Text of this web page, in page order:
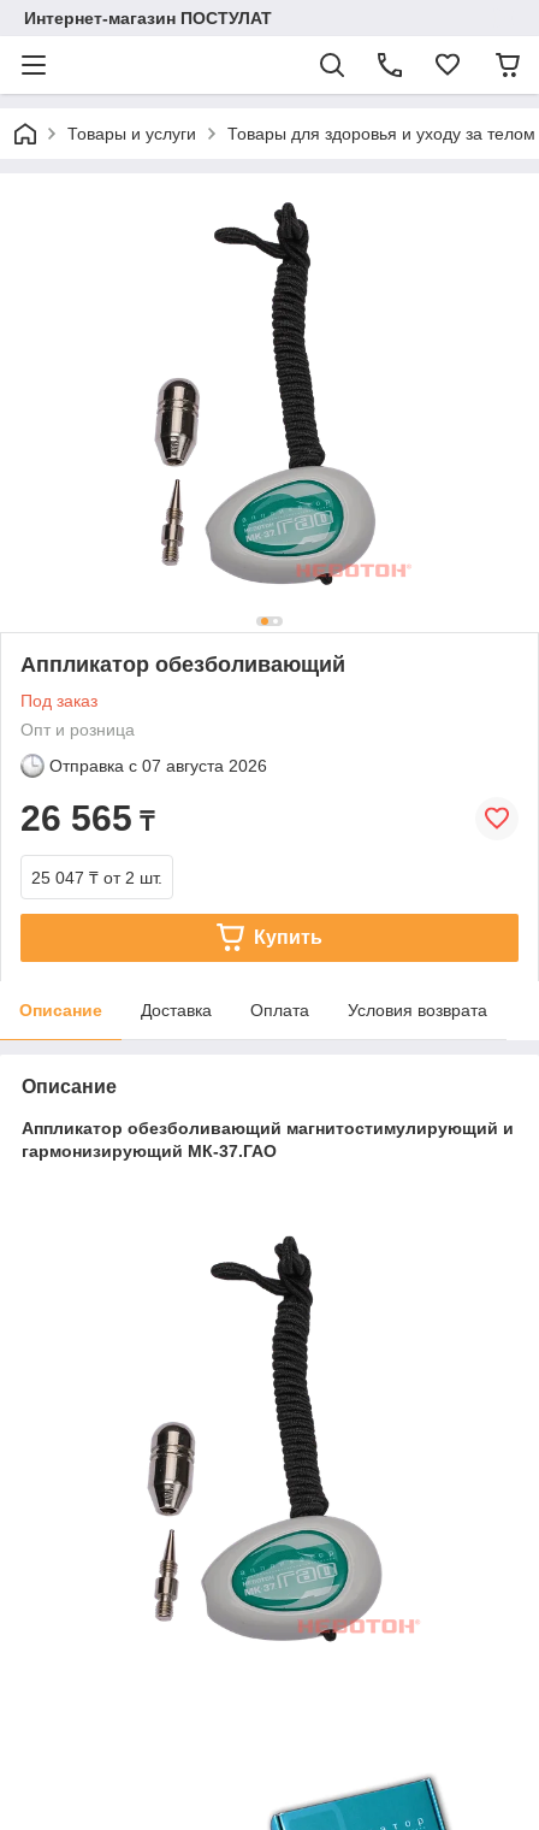
Интернет-магазин ПОСТУЛАТ
Товары и услуги Товары для здоровья и уходу за телом
Аппликатор обезболивающий
Под заказ
Опт и розница
Отправка с 07 августа 2026
26 565 ₸
25 047 ₸ от 2 шт.
Купить
Описание Доставка Оплата Условия возврата
Описание
Аппликатор обезболивающий магнитостимулирующий и
гармонизирующий МК-37.ГАО